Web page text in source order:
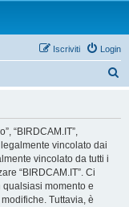
Login
Iscriviti
“BIRDCAM.IT”,
legalmente vincolato dai
vincolato da tutti i
“BIRDCAM.IT”. Ci
momento e
Tuttavia, è